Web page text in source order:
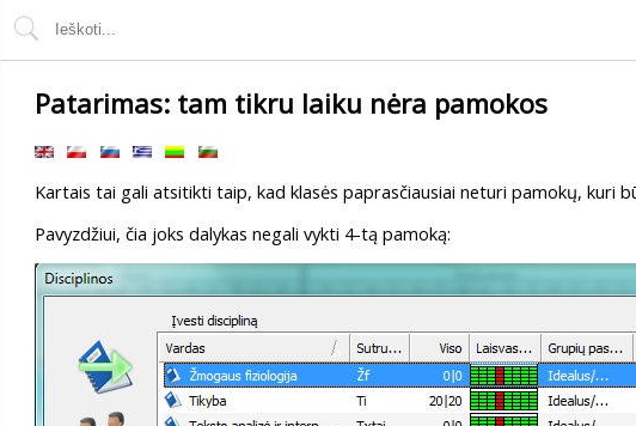
Patarimas: tam tikru laiku nėra pamokos
Kartais tai gali atsitikti taip, kad klasės paprasčiausiai neturi pamokų, kuri
Pavyzdžiui, čia joks dalykas negali vykti 4-tą pamoką: